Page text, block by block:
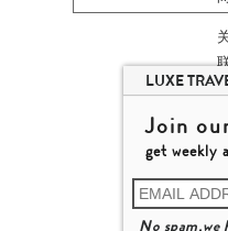
高端
杨
© 2026
牌
LUXE
Join
get weekly
No spam,we